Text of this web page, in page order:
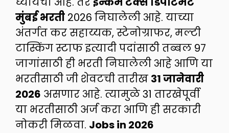
मुंबई भरती 2026 निघालेली आहे. याच्या
अंतर्गत कर सहाय्यक, स्टेनोग्राफर, मल्टी
टास्किंग स्टाफ इत्यादी पदांसाठी तब्बल 97
जागांसाठी ही भरती निघालेली आहे आणि या
भरतीसाठी जी शेवटची तारीख 31 जानेवारी
2026 असणार आहे. त्यामुळे 31 तारखेपूर्वी
या भरतीसाठी अर्ज करा आणि ही सरकारी
नोकरी मिळवा. Jobs in 2026